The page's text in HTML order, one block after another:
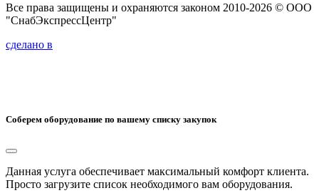
Все права защищены и охраняются законом 2010-2026 © ООО
"СнабЭкспрессЦентр"
сделано в
Соберем оборудование по вашему списку закупок
Данная услуга обеспечивает максимальный комфорт клиента.
Просто загрузите список необходимого вам оборудования.